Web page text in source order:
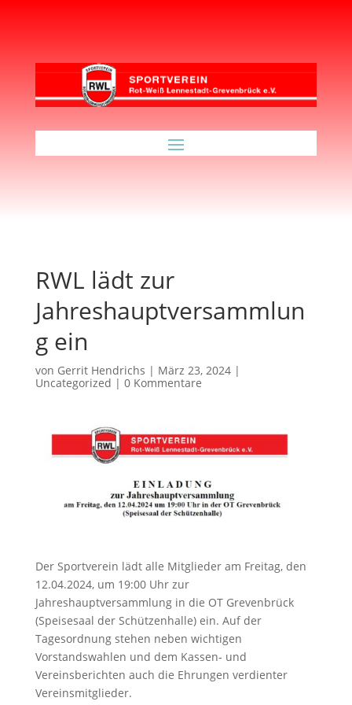
RWL lädt zur
Jahreshauptversammlun
g ein
von Gerrit Hendrichs | März 23, 2024|
Uncategorized | 0 Kommentare
Der Sportverein lädt alle Mitglieder am Freitag, den
12.04.2024, um 19:00 Uhr zur
Jahreshauptversammlung in die OT Grevenbrück
(Speisesaal der Schützenhalle) ein. Auf der
Tagesordnung stehen neben wichtigen
Vorstandswahlen und dem Kassen- und
Vereinsberichten auch die Ehrungen verdienter
Vereinsmitglieder.